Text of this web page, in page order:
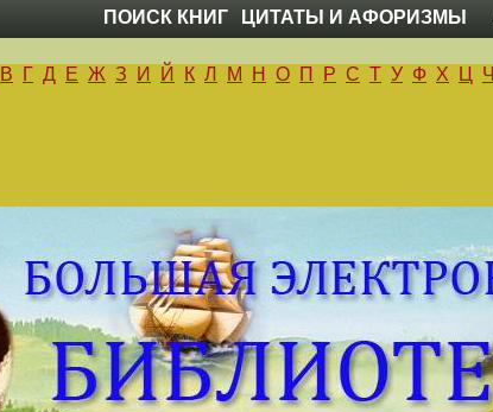
ПОИСК КНИГ ЦИТАТЫ И АФОРИЗМЫ
В Г Д Е Ж З И Й К Л М Н О П Р С Т У Ф Х Ц Ч